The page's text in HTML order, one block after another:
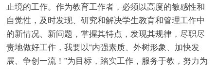
止境的工作。作为教育工作者，必须以高度的敏感性和
自觉性，及时发现、研究和解决学生教育和管理工作中
的新情况、新问题，掌握其特点，发现其规律，尽职尽
责地做好工作，我要以“内强素质、外树形象、加快发
展、争创一流！”为目标，踏实工作，服务于教，努力为